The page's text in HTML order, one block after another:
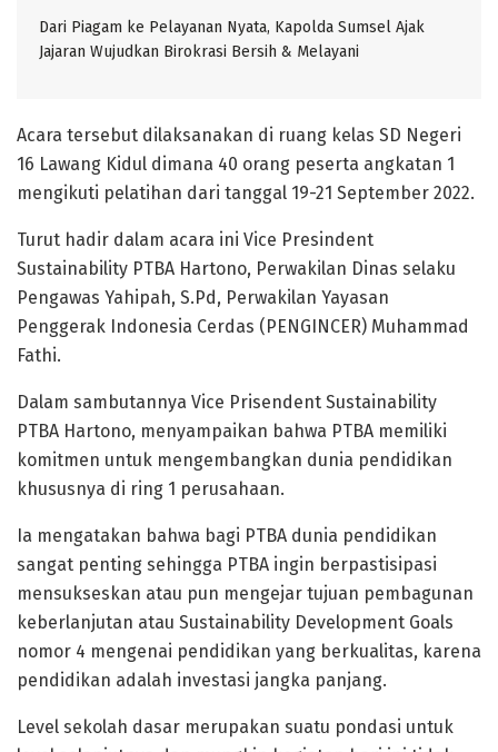
Dari Piagam ke Pelayanan Nyata, Kapolda Sumsel Ajak
Jajaran Wujudkan Birokrasi Bersih & Melayani
Acara tersebut dilaksanakan di ruang kelas SD Negeri
16 Lawang Kidul dimana 40 orang peserta angkatan 1
mengikuti pelatihan dari tanggal 19-21 September 2022.
Turut hadir dalam acara ini Vice Presindent
Sustainability PTBA Hartono, Perwakilan Dinas selaku
Pengawas Yahipah, S.Pd, Perwakilan Yayasan
Penggerak Indonesia Cerdas (PENGINCER) Muhammad
Fathi.
Dalam sambutannya Vice Prisendent Sustainability
PTBA Hartono, menyampaikan bahwa PTBA memiliki
komitmen untuk mengembangkan dunia pendidikan
khususnya di ring 1 perusahaan.
Ia mengatakan bahwa bagi PTBA dunia pendidikan
sangat penting sehingga PTBA ingin berpastisipasi
mensukseskan atau pun mengejar tujuan pembagunan
keberlanjutan atau Sustainability Development Goals
nomor 4 mengenai pendidikan yang berkualitas, karena
pendidikan adalah investasi jangka panjang.
Level sekolah dasar merupakan suatu pondasi untuk